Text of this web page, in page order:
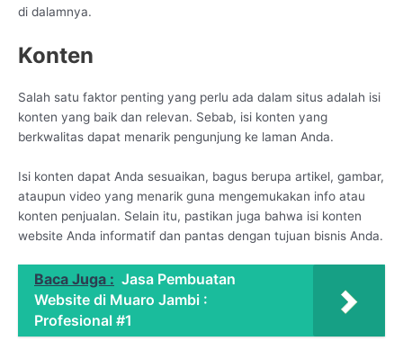
di dalamnya.
Konten
Salah satu faktor penting yang perlu ada dalam situs adalah isi
konten yang baik dan relevan. Sebab, isi konten yang
berkwalitas dapat menarik pengunjung ke laman Anda.
Isi konten dapat Anda sesuaikan, bagus berupa artikel, gambar,
ataupun video yang menarik guna mengemukakan info atau
konten penjualan. Selain itu, pastikan juga bahwa isi konten
website Anda informatif dan pantas dengan tujuan bisnis Anda.
Baca Juga : Jasa Pembuatan
Website di Muaro Jambi :
Profesional #1